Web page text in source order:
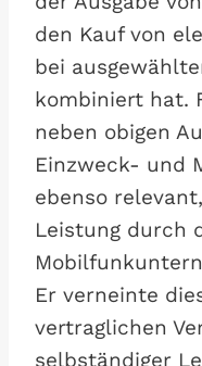
den Kauf von
bei
kombiniert hat.
neben obigen
Einzweck- und
ebenso
Leistung durch
Er verneinte
vertraglichen
selbständiger